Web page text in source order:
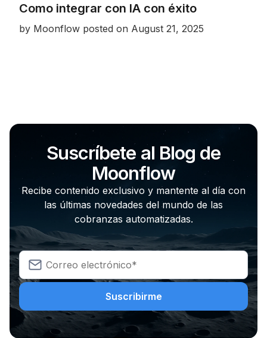
Como integrar con IA con éxito
by Moonflow posted on August 21, 2025
Suscríbete al Blog de
Moonflow
Recibe contenido exclusivo y mantente al día con
las últimas novedades del mundo de las
cobranzas automatizadas.